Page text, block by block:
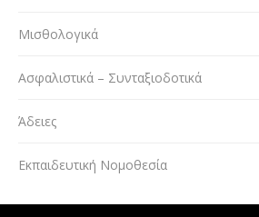
Μισθολογικά
Ασφαλιστικά – Συνταξιοδοτικά
Άδειες
Εκπαιδευτική Νομοθεσία